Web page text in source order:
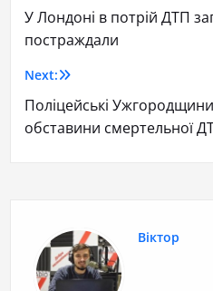
У Лондоні в потрій ДТП
постраждали
Next:
Поліцейські
обставини смертельної
Віктор